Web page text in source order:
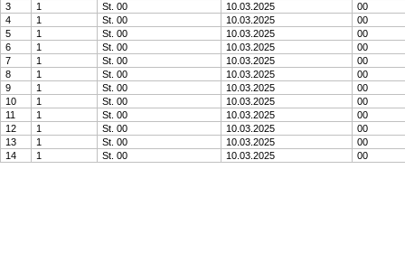
3
1 St. 00 10.03.2025
00
4
1 St. 00 10.03.2025
00
5
1 St. 00 10.03.2025
00
6
1 St. 00 10.03.2025
00
7
1 St. 00 10.03.2025
00
8
1 St. 00 10.03.2025
00
9
1 St. 00 10.03.2025
00
10
1 St. 00 10.03.2025
00
11
1 St. 00 10.03.2025
00
12
1 St. 00 10.03.2025
00
13
1 St. 00 10.03.2025
00
14
1 St. 00 10.03.2025 00